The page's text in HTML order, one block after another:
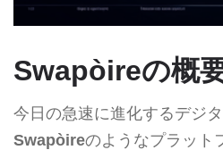
Swapòireの概
今日の急速に進化するデジ
Swapòireのようなプラット